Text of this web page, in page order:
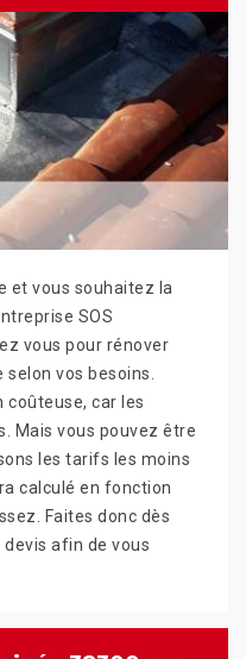
et vous souhaitez la
SOS
vous pour rénover
vos besoins.
coûteuse, car les
Mais vous pouvez être
les tarifs les moins
calculé en fonction
Faites donc dès
afin de vous